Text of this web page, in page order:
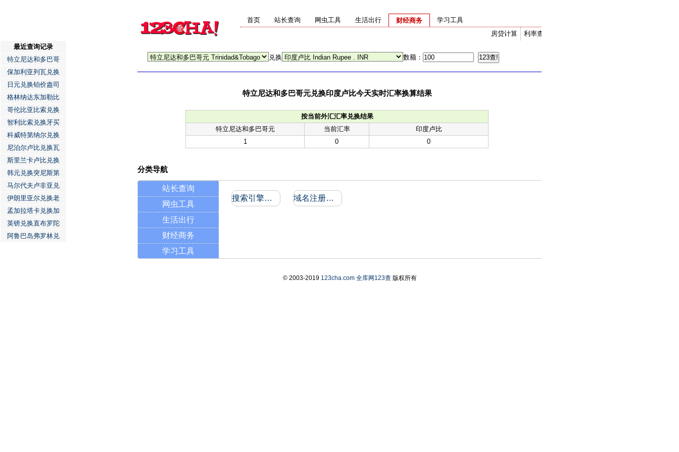
首页 站长查询 网虫工具 生活出行
财经商务
利率查询
房贷计算
学习工具
兑换 数额：
特立尼达和多巴哥元兑换印度卢比今天实时汇率换算结果
按当前外汇汇率兑换结果
特立尼达和多巴哥元
当前汇率
印度卢比
1
0 0
最近查询记录
特立尼达和多巴哥
保加利亚列瓦兑换
日元兑换铂价盎司
格林纳达东加勒比
哥伦比亚比索兑换
智利比索兑换牙买
科威特第纳尔兑换
尼泊尔卢比兑换瓦
斯里兰卡卢比兑换
韩元兑换突尼斯第
马尔代夫卢非亚兑
伊朗里亚尔兑换老
孟加拉塔卡兑换加
英镑兑换直布罗陀
阿鲁巴岛弗罗林兑
分类导航
站长查询
网虫工具
生活出行
财经商务
学习工具
搜索引擎收录和反向链接 域名注册信息
© 2003-2019 123cha.com 全库网123查版权所有